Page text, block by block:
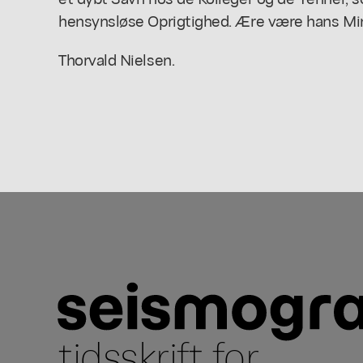
hensynsløse Oprigtighed. Ære være hans
Thorvald Nielsen.